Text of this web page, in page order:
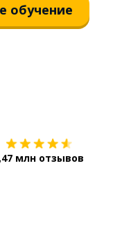
обучение
млн отзывов